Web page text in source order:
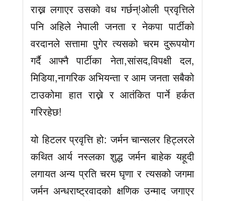
राख्न लगाएर उसको वध गर्छन्!ओली प्रवृत्तिले
पनि अहिले नेपाली जनता र नेकपा पार्टीको
वरदानले सत्तामा पुगेर त्यसको चरम दुरूपयोग
गर्दै आफ्नै पार्टीका नेता,सांसद,विपक्षी दल,
मिडिया,नागरिक अभियन्ता र आम जनता सबैको
टाउकोमा हात राख्ने र आतंकित पार्ने हर्कत
गरिरहेछ!
यो हिटलर प्रवृत्ति हो: जर्मन चान्सलर हिट्लरले
कथित आर्य नस्लका शुद्ध जर्मन बाहेक यहूदी
लगायत अन्य प्रति चरम घृणा र त्यसको जगमा
जर्मन अन्धराष्ट्रवादको क्षणिक उन्माद जगाएर